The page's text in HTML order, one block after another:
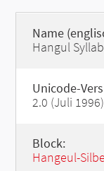
Name
Hangul
Unicode-
2.0 (Juli 1996)
Block:
Hangeul-